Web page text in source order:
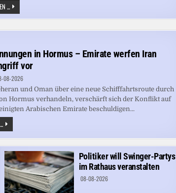
... MEHR
ALS
200
VOR
GARDASEE
IN
SICHERHEIT
GEBRACHT
in Hormus – Emirate werfen Iran
vor
08-2026
und Oman über eine neue Schifffahrtsroute durch
Hormus verhandeln, verschärft sich der Konflikt auf
Arabischen Emirate beschuldigen...
NEUE
SPANNUNGEN
IN
–
EMIRATE
WERFEN
IRAN
TANKER-
ANGRIFF
VOR
Politiker will Swinger-Partys
im Rathaus veranstalten
08-08-2026